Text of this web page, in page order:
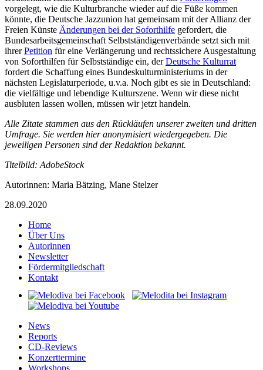
vorgelegt, wie die Kulturbranche wieder auf die Füße kommen
könnte, die Deutsche Jazzunion hat gemeinsam mit der Allianz der
Freien Künste Änderungen bei der Soforthilfe gefordert, die
Bundesarbeitsgemeinschaft Selbstständigenverbände setzt sich mit
ihrerPetition für eine Verlängerung und rechtssichere Ausgestaltung
von Soforthilfen für Selbstständige ein, derDeutsche Kulturrat
fordert die Schaffung eines Bundeskulturministeriums in der
nächsten Legislaturperiode, u.v.a. Noch gibt es sie in Deutschland:
die vielfältige und lebendige Kulturszene. Wenn wir diese nicht
ausbluten lassen wollen, müssen wir jetzt handeln.
Alle Zitate stammen aus den Rückläufen unserer zweiten und dritten
Umfrage. Sie werden hier anonymisiert wiedergegeben. Die
jeweiligen Personen sind der Redaktion bekannt.
Titelbild: AdobeStock
Autorinnen: Maria Bätzing, Mane Stelzer
28.09.2020
Home
Über Uns
Autorinnen
Newsletter
Fördermitgliedschaft
Kontakt
News
Reports
CD-Reviews
Konzerttermine
Workshops